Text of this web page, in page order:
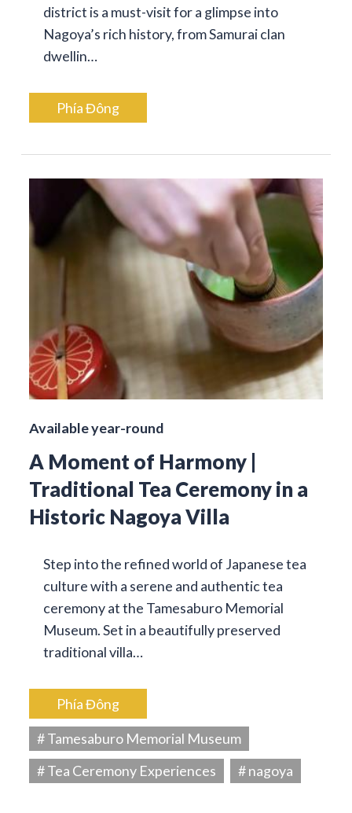
district is a must-visit for a glimpse into
Nagoya’s rich history, from Samurai clan
dwellin…
Phía Đông
Available year-round
A Moment of Harmony |
Traditional Tea Ceremony in a
Historic Nagoya Villa
Step into the refined world of Japanese tea
culture with a serene and authentic tea
ceremony at the Tamesaburo Memorial
Museum. Set in a beautifully preserved
traditional villa…
Phía Đông
# Tamesaburo Memorial Museum
# Tea Ceremony Experiences
# nagoya